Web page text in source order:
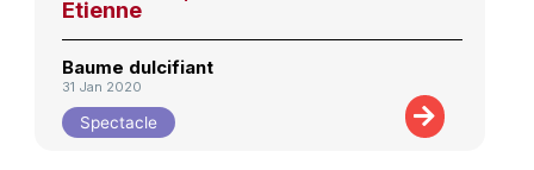
Etienne
Baume dulcifiant
31 Jan 2020
Spectacle